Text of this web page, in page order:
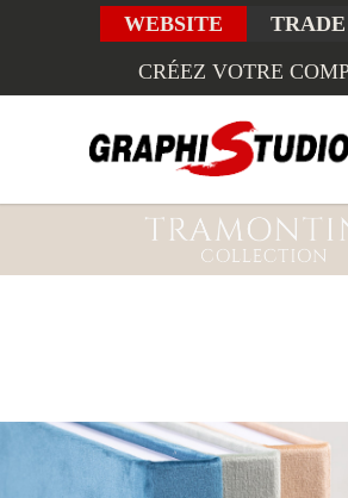
WEBSITE
CRÉEZ VOTRE